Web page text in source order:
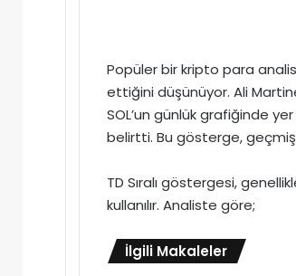
Popüler bir kripto para
ettiğini düşünüyor. Ali
SOL’un günlük grafiğinde
belirtti. Bu gösterge,
TD Sıralı göstergesi,
kullanılır. Analiste göre;
İlgili Makaleler